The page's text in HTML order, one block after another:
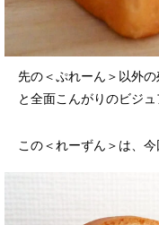
先の＜ぷれーん＞以外
と全面こんがりのビジュ
この＜れーずん＞は、